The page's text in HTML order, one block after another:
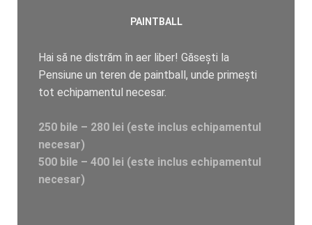
PAINTBALL
Hai să ne distrăm în aer liber! Găsești la
Pensiune un teren de paintball, unde primești
tot echipamentul necesar.
250 bile – 280 lei (este inclus echipamentul
necesar)
500 bile – 400 lei (este inclus echipamentul
necesar)